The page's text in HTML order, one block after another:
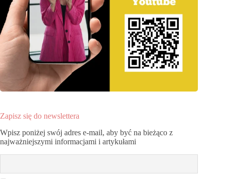
Zapisz się do newslettera
Wpisz poniżej swój adres e-mail, aby być na bieżąco z
najważniejszymi informacjami i artykułami